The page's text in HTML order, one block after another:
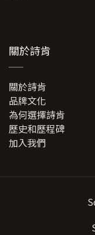
關於詩肯
關於詩肯
品牌文化
為何選擇詩肯
歷史和歷程碑
加入我們